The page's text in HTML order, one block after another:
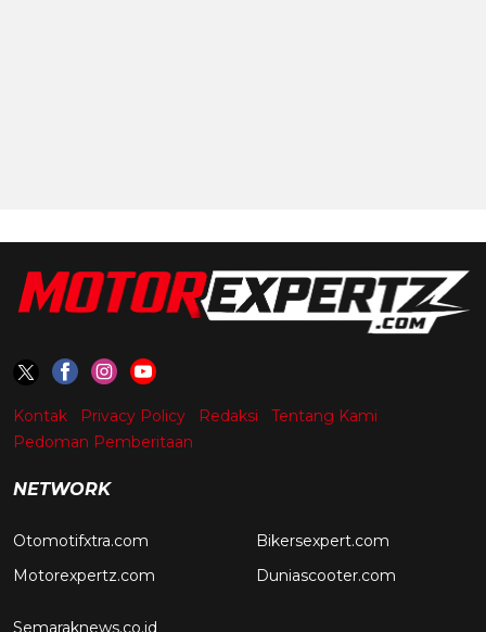
Kontak Privacy Policy Redaksi
Tentang Kami
Pedoman Pemberitaan
NETWORK
Otomotifxtra.com
Motorexpertz.com
Bikersexpert.com
Duniascooter.com
Semaraknews.co.id